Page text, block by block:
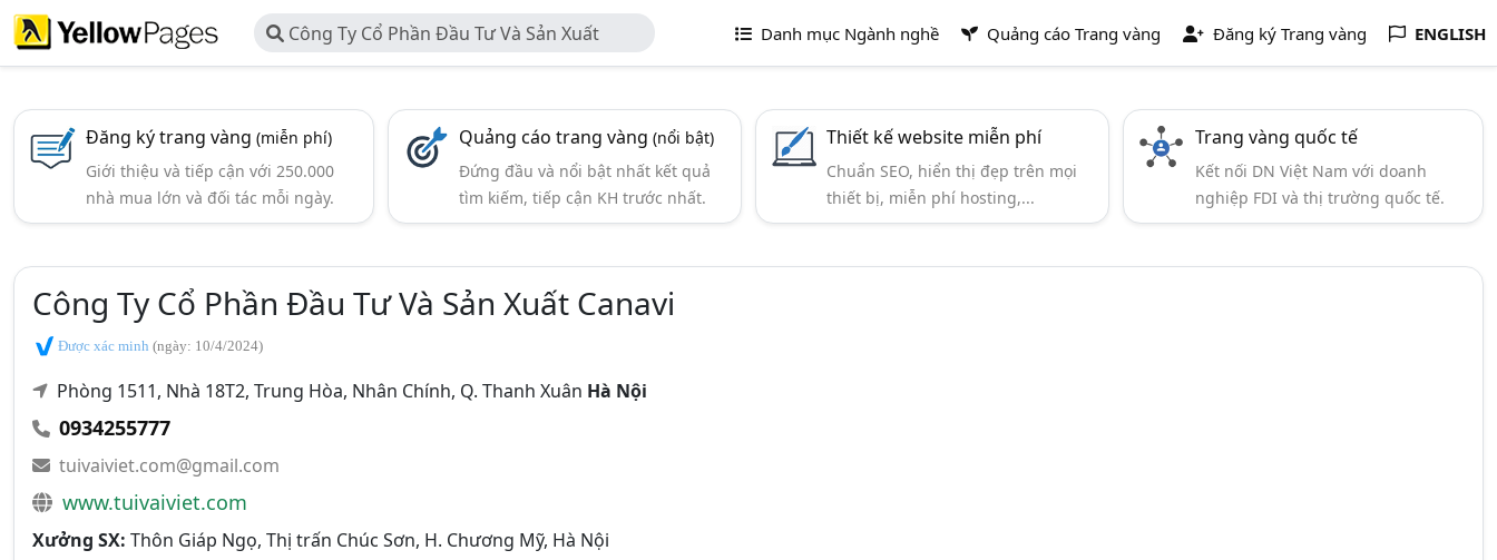
Công Ty Cổ Phần Đầu Tư Và Sản Xuất
Canavi
Danh mục Ngành nghề Quảng cáo Trang vàng Đăng ký Trang vàng ENGLISH
Đăng ký trang vàng (miễn phí)
Giới thiệu và tiếp cận với 250.000
nhà mua lớn và đối tác mỗi ngày.
Quảng cáo trang vàng(nổi bật)
Đứng đầu và nổi bật nhất kết quả
tìm kiếm, tiếp cận KH trước nhất.
Thiết kế website miễn phí
Chuẩn SEO, hiển thị đẹp trên mọi
thiết bị, miễn phí hosting,...
Trang vàng quốc tế
Kết nối DN Việt Nam với doanh
nghiệp FDI và thị trường quốc tế.
Công Ty Cổ Phần Đầu Tư Và Sản Xuất Canavi
Được xác minh (ngày: 10/4/2024)
Phòng 1511, Nhà 18T2, Trung Hòa, Nhân Chính, Q. Thanh Xuân Hà Nội
0934255777
tuivaiviet.com@gmail.com
www.tuivaiviet.com
Xưởng SX: Thôn Giáp Ngọ, Thị trấn Chúc Sơn, H. Chương Mỹ, Hà Nội